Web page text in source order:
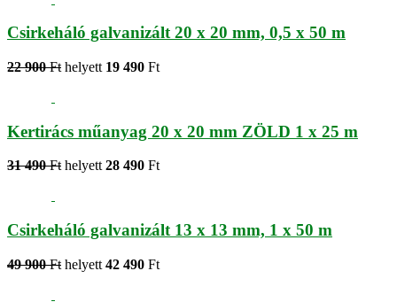
Csirkeháló galvanizált 20 x 20 mm, 0,5 x 50 m
22 900 Ft helyett 19 490 Ft
Kertirács műanyag 20 x 20 mm ZÖLD 1 x 25 m
31 490 Fthelyett28 490 Ft
Csirkeháló galvanizált 13 x 13 mm, 1 x 50 m
49 900 Ft helyett 42 490 Ft